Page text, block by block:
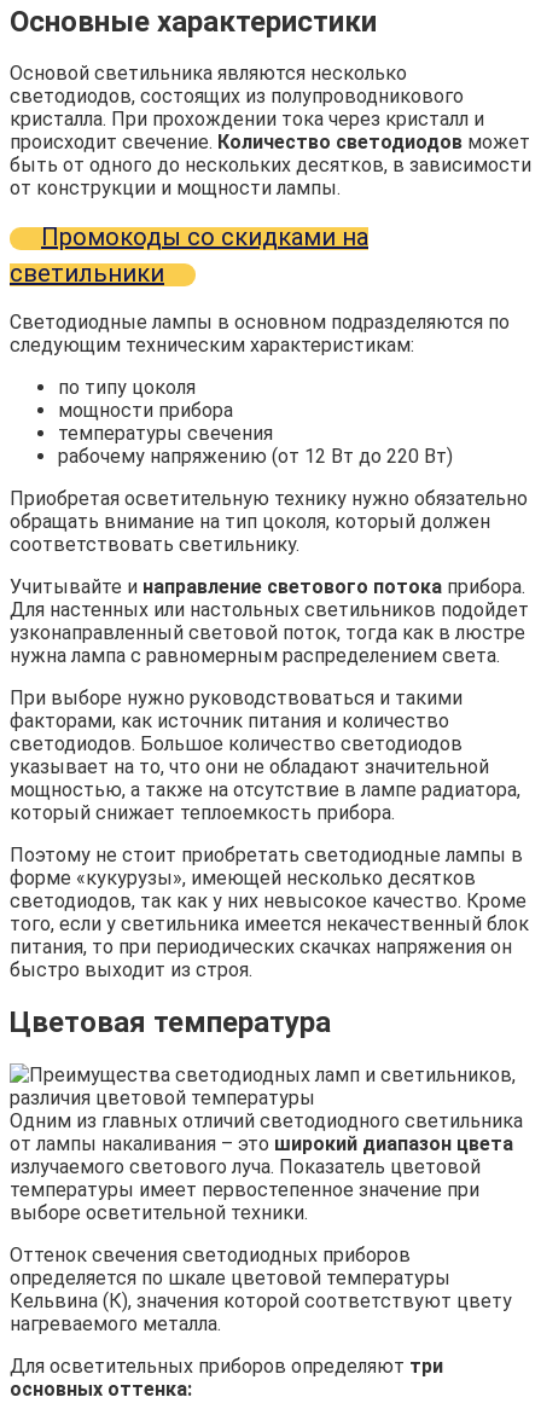
Основные характеристики
Основой светильника являются несколько
светодиодов, состоящих из полупроводникового
кристалла. При прохождении тока через кристалл и
происходит свечение. Количество светодиодов может
быть от одного до нескольких десятков, в зависимости
от конструкции и мощности лампы.
Промокоды со скидками на
светильники
Светодиодные лампы в основном подразделяются по
следующим техническим характеристикам:
по типу цоколя
мощности прибора
температуры свечения
рабочему напряжению (от 12 Вт до 220 Вт)
Приобретая осветительную технику нужно обязательно
обращать внимание на тип цоколя, который должен
соответствовать светильнику.
Учитывайте и направление светового потока прибора.
Для настенных или настольных светильников подойдет
узконаправленный световой поток, тогда как в люстре
нужна лампа с равномерным распределением света.
При выборе нужно руководствоваться и такими
факторами, как источник питания и количество
светодиодов. Большое количество светодиодов
указывает на то, что они не обладают значительной
мощностью, а также на отсутствие в лампе радиатора,
который снижает теплоемкость прибора.
Поэтому не стоит приобретать светодиодные лампы в
форме «кукурузы», имеющей несколько десятков
светодиодов, так как у них невысокое качество. Кроме
того, если у светильника имеется некачественный блок
питания, то при периодических скачках напряжения он
быстро выходит из строя.
Цветовая температура
Одним из главных отличий светодиодного светильника
от лампы накаливания – это широкий диапазон цвета
излучаемого светового луча. Показатель цветовой
температуры имеет первостепенное значение при
выборе осветительной техники.
Оттенок свечения светодиодных приборов
определяется по шкале цветовой температуры
Кельвина (К), значения которой соответствуют цвету
нагреваемого металла.
Для осветительных приборов определяют три
основных оттенка: